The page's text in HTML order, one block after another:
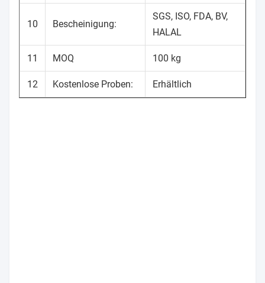
10 Bescheinigung:
SGS, ISO, FDA, BV,
HALAL
11 MOQ 100 kg
12 Kostenlose Proben: Erhältlich